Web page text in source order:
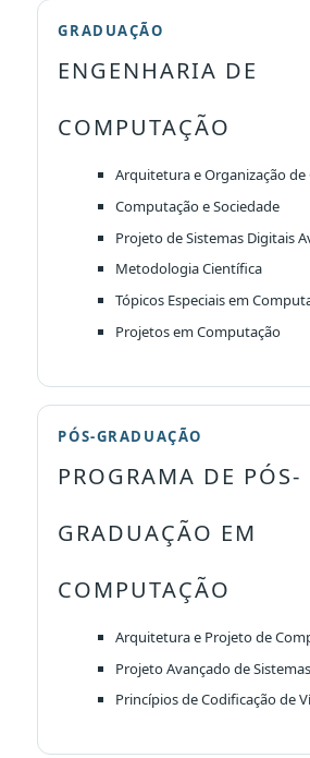
GRADUAÇÃO
ENGENHARIA DE
COMPUTAÇÃO
Arquitetura e Organização
Computação e Sociedade
Projeto de Sistemas Digitais
Metodologia Científica
Tópicos Especiais em
Projetos em Computação
PÓS-GRADUAÇÃO
PROGRAMA DE PÓS-
GRADUAÇÃO EM
COMPUTAÇÃO
Arquitetura e Projeto de
Projeto Avançado de
Princípios de Codificação de